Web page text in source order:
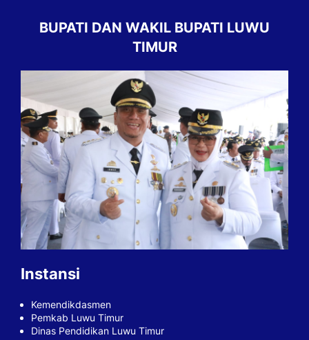
BUPATI DAN WAKIL BUPATI LUWU
TIMUR
Instansi
Kemendikdasmen
Pemkab Luwu Timur
Dinas Pendidikan Luwu Timur